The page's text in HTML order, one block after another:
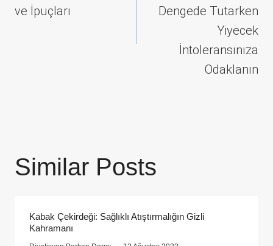
ve İpuçları
Dengede Tutarken
Yiyecek
İntoleransınıza
Odaklanın
Similar Posts
Kabak Çekirdeği: Sağlıklı Atıştırmalığın Gizli
Kahramanı